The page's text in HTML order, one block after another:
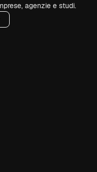
agenzie e studi.